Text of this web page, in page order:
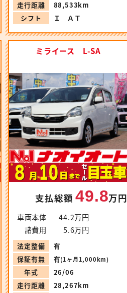
走行距離
88,533km
シフト
Ｉ ＡＴ
ミライース L-SA
支払総額49.8万円
車両本体
44.2万円
諸費用
5.6万円
法定整備
有
保証有無
有(1ヶ月1,000km)
年式
26/06
走行距離
28,267km